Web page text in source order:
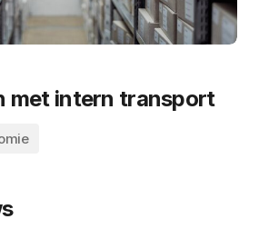
met intern transport